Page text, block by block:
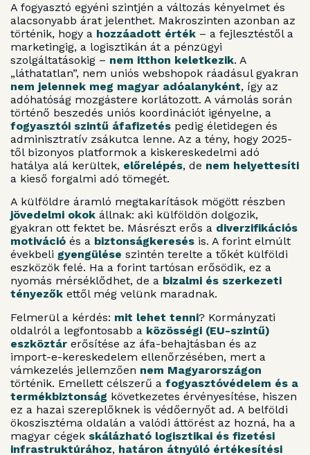
A fogyasztó egyéni szintjén a változás kényelmet és
alacsonyabb árat jelenthet. Makroszinten azonban az
történik, hogy a hozzáadott érték – a fejlesztéstől a
marketingig, a logisztikán át a pénzügyi
szolgáltatásokig – nem itthon keletkezik. A
„láthatatlan”, nem uniós webshopok ráadásul gyakran
nem jelennek meg magyar adóalanyként, így az
adóhatóság mozgástere korlátozott. A vámolás során
történő beszedés uniós koordinációt igényelne, a
fogyasztói szintű áfafizetés pedig életidegen és
adminisztratív zsákutca lenne. Az a tény, hogy 2025-
től bizonyos platformok a kiskereskedelmi adó
hatálya alá kerültek, előrelépés, de nem helyettesíti
a kieső forgalmi adó tömegét.
A külföldre áramló megtakarítások mögött részben
jövedelmi okok állnak: aki külföldön dolgozik,
gyakran ott fektet be. Másrészt erős a diverzifikációs
motiváció és a biztonságkeresés is. A forint elmúlt
évekbeli gyengülése szintén terelte a tőkét külföldi
eszközök felé. Ha a forint tartósan erősödik, ez a
nyomás mérséklődhet, de a bizalmi és szerkezeti
tényezők ettől még velünk maradnak.
Felmerül a kérdés: mit lehet tenni? Kormányzati
oldalról a legfontosabb a közösségi (EU-szintű)
eszköztár erősítése az áfa-behajtásban és az
import-e-kereskedelem ellenőrzésében, mert a
vámkezelés jellemzően nem Magyarországon
történik. Emellett célszerű a fogyasztóvédelem és a
termékbiztonság következetes érvényesítése, hiszen
ez a hazai szereplőknek is védőernyőt ad. A belföldi
ökoszisztéma oldalán a valódi áttörést az hozná, ha a
magyar cégek skálázható logisztikai és fizetési
infrastruktúrához, határon átnyúló értékesítési